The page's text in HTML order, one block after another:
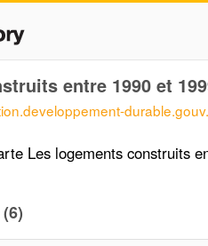
entre 1990 et
Les logements construits